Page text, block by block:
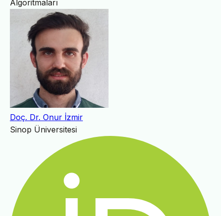
Algoritmaları
Doç. Dr. Onur İzmir
Sinop Üniversitesi